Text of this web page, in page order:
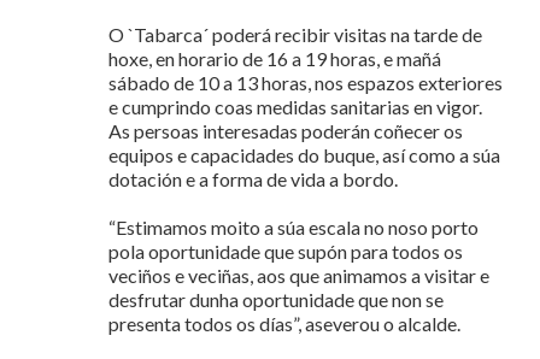
O `Tabarca´ poderá recibir visitas na tarde de
hoxe, en horario de 16 a 19 horas, e mañá
sábado de 10 a 13 horas, nos espazos exteriores
e cumprindo coas medidas sanitarias en vigor.
As persoas interesadas poderán coñecer os
equipos e capacidades do buque, así como a súa
dotación e a forma de vida a bordo.
“Estimamos moito a súa escala no noso porto
pola oportunidade que supón para todos os
veciños e veciñas, aos que animamos a visitar e
desfrutar dunha oportunidade que non se
presenta todos os días”, aseverou o alcalde.